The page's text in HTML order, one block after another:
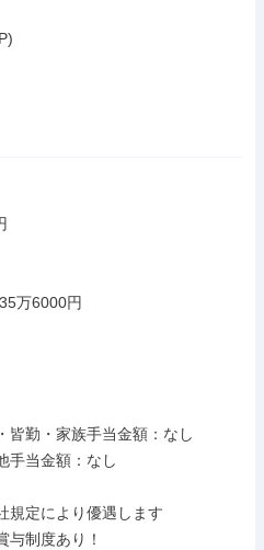
万6000円
皆勤・家族手当金額：なし
手当金額：なし
規定により優遇します
制度あり！